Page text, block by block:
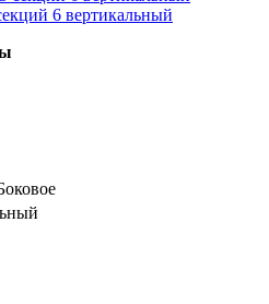
6 вертикальный